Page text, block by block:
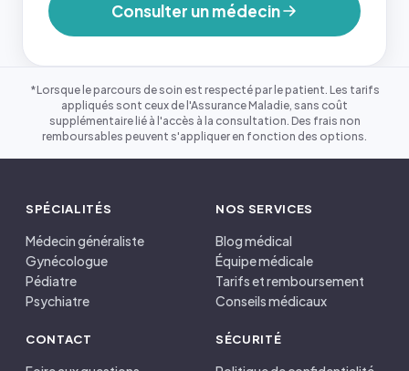
Consulter un médecin
*Lorsque le parcours de soin est respecté par le patient. Les tarifs
appliqués sont ceux de l'Assurance Maladie, sans coût
supplémentaire lié à l'accès à la consultation. Des frais non
remboursables peuvent s'appliquer en fonction des options.
SPÉCIALITÉS
Médecin généraliste
Gynécologue
Pédiatre
Psychiatre
NOS SERVICES
Blog médical
Équipe médicale
Tarifs et remboursement
Conseils médicaux
CONTACT SÉCURITÉ